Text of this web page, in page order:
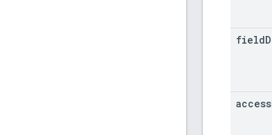
field
access